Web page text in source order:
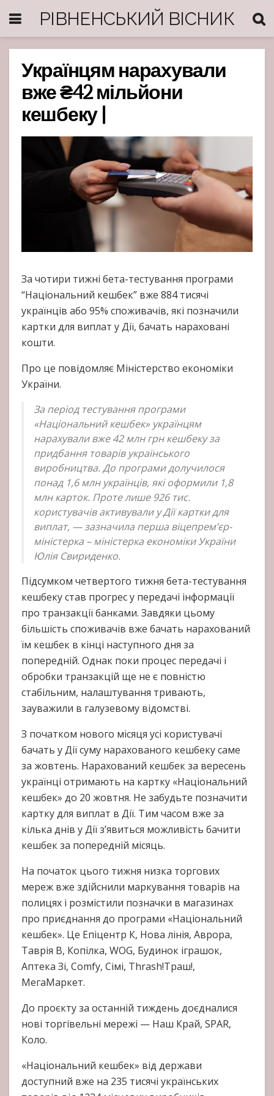
РІВНЕНСЬКИЙ ВІСНИК
Українцям нарахували
вже ₴42 мільйони
кешбеку |
За чотири тижні бета-тестування програми
“Національний кешбек” вже 884 тисячі
українців або 95% споживачів, які позначили
картки для виплат у Дії, бачать нараховані
кошти.
Про це повідомляє Міністерство економіки
України.
За період тестування програми
«Національний кешбек» українцям
нарахували вже 42 млн грн кешбеку за
придбання товарів українського
виробництва. До програми долучилося
понад 1,6 млн українців, які оформили 1,8
млн карток. Проте лише 926 тис.
користувачів активували у Дії картки для
виплат, — зазначила перша віцепрем’єр-
міністерка – міністерка економіки України
Юлія Свириденко.
Підсумком четвертого тижня бета-тестування
кешбеку став прогрес у передачі інформації
про транзакції банками. Завдяки цьому
більшість споживачів вже бачать нарахований
їм кешбек в кінці наступного дня за
попередній. Однак поки процес передачі і
обробки транзакцій ще не є повністю
стабільним, налаштування тривають,
зауважили в галузевому відомстві.
З початком нового місяця усі користувачі
бачать у Дії суму нарахованого кешбеку саме
за жовтень. Нарахований кешбек за вересень
українці отримають на картку «Національний
кешбек» до 20 жовтня. Не забудьте позначити
картку для виплат в Дії. Тим часом вже за
кілька днів у Дії з’явиться можливість бачити
кешбек за попередній місяць.
На початок цього тижня низка торгових
мереж вже здійснили маркування товарів на
полицях і розмістили позначки в магазинах
про приєднання до програми «Національний
кешбек». Це Епіцентр К, Нова лінія, Аврора,
Таврія В, Копілка, WOG, Будинок іграшок,
Аптека Зі, Comfy, Сімі, Thrash!Траш!,
МегаМаркет.
До проєкту за останній тиждень доєдналися
нові торгівельні мережі — Наш Край, SPAR,
Коло.
«Національний кешбек» від держави
доступний вже на 235 тисячі українських